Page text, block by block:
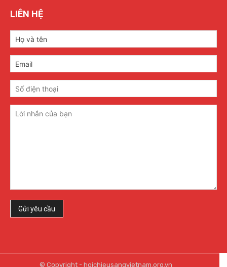
LIÊN HỆ
© Copyright - hoichieusangvietnam.org.vn